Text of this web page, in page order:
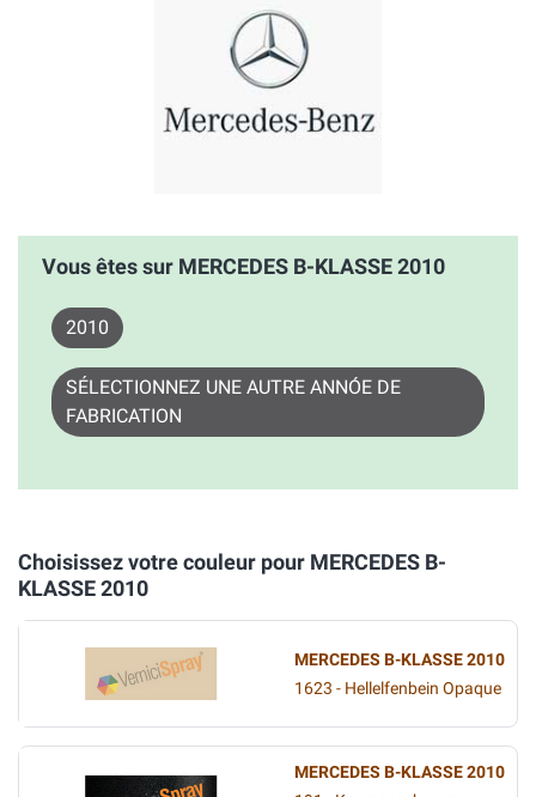
Vous êtes sur MERCEDES B-KLASSE 2010
2010
SÉLECTIONNEZ UNE AUTRE ANNÓE DE
FABRICATION
Choisissez votre couleur pour MERCEDES B-
KLASSE 2010
MERCEDES B-KLASSE 2010
1623 - Hellelfenbein Opaque
MERCEDES B-KLASSE 2010